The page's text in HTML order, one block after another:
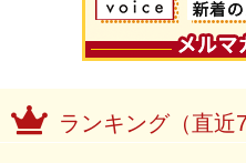
ランキング（直近7